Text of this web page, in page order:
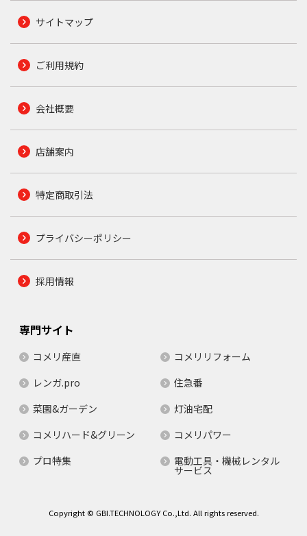
サイトマップ
ご利用規約
会社概要
店舗案内
特定商取引法
プライバシーポリシー
採用情報
専門サイト
コメリ産直
コメリリフォーム
レンガ.pro
住急番
菜園&ガーデン
灯油宅配
コメリハード&グリーン
コメリパワー
プロ特集
電動工具・機械レンタル
サービス
Copyright © GBI.TECHNOLOGY Co.,Ltd. All rights reserved.